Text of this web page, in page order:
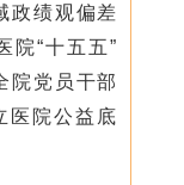
政绩观偏差
院“十五五”
院党员干部
医院公益底